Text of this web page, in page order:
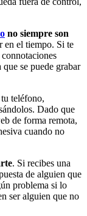
no siempre son
en el tiempo. Si te
que se puede grabar
teléfono,
Dado que
de forma remota,
cuando no
. Si recibes una
de alguien que
problema si lo
ser alguien que no